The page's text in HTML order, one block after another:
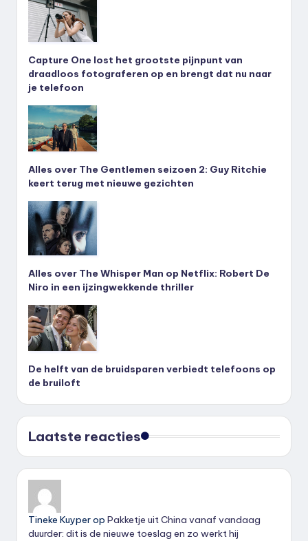
Capture One lost het grootste pijnpunt van
draadloos fotograferen op en brengt dat nu naar
je telefoon
Alles over The Gentlemen seizoen 2: Guy Ritchie
keert terug met nieuwe gezichten
Alles over The Whisper Man op Netflix: Robert De
Niro in een ijzingwekkende thriller
De helft van de bruidsparen verbiedt telefoons op
de bruiloft
Laatste reacties
Tineke Kuyperop Pakketje uit China vanaf vandaag
duurder: dit is de nieuwe toeslag en zo werkt hij